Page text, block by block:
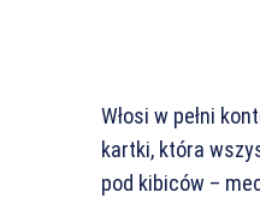
Włosi w pełni
kartki, która
pod kibiców –